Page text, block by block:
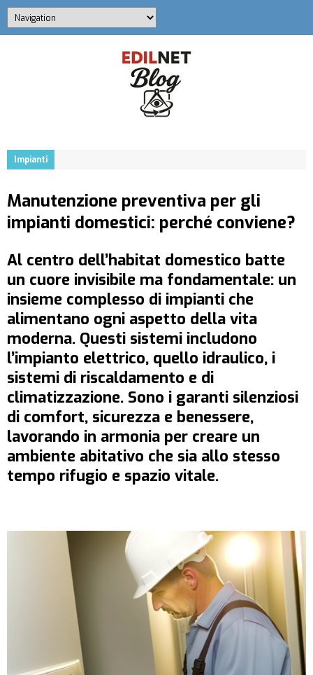
Impianti
Manutenzione preventiva per gli
impianti domestici: perché conviene?
Al centro dell’habitat domestico batte
un cuore invisibile ma fondamentale: un
insieme complesso di impianti che
alimentano ogni aspetto della vita
moderna. Questi sistemi includono
l’impianto elettrico, quello idraulico, i
sistemi di riscaldamento e di
climatizzazione. Sono i garanti silenziosi
di comfort, sicurezza e benessere,
lavorando in armonia per creare un
ambiente abitativo che sia allo stesso
tempo rifugio e spazio vitale.